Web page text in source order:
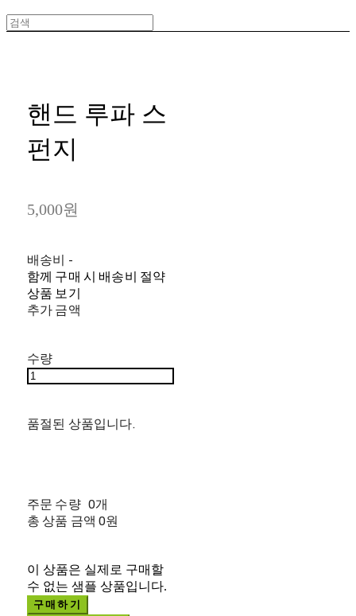
핸드 루파 스
펀지
5,000원
배송비 -
함께 구매 시 배송비 절약
상품 보기
추가 금액
수량
품절된 상품입니다.
주문 수량 0개
총 상품 금액 0원
이 상품은 실제로 구매할
수 없는 샘플 상품입니다.
구매하기